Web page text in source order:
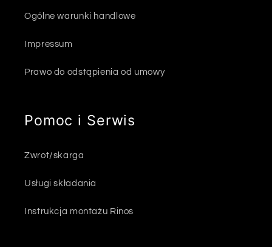
Ogólne warunki handlowe
Impressum
Prawo do odstąpienia od umowy
Pomoc i Serwis
Zwrot/skarga
Usługi składania
Instrukcja montażu Rinos